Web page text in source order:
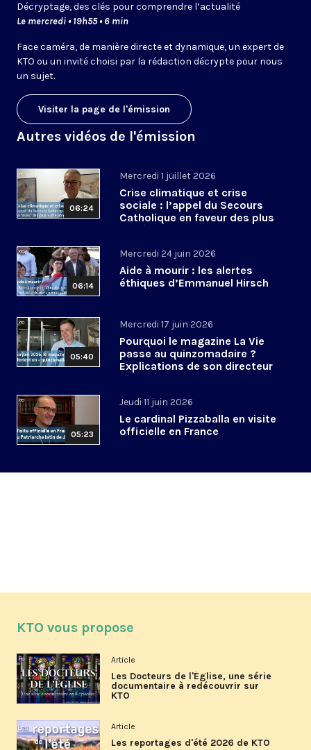
Décryptage, des clés pour comprendre l’actualité
Le mercredi • 19h55 • 6 min
Face caméra, de manière directe et dynamique, un expert de
KTO ou un invité choisi par la rédaction décrypte pour nous
un sujet.
Visiter la page de l'émission
Autres vidéos de l'émission
06:24
Mercredi 1 juillet 2026
Crise climatique et crise
sociale : l’appel du Secours
Catholique en faveur des plus
vulnérables
06:14
Mercredi 24 juin 2026
Aide à mourir : les alertes
éthiques d’Emmanuel Hirsch
05:40
Mercredi 17 juin 2026
Pourquoi le magazine La Vie
passe au quinzomadaire ?
Explications de son directeur
de la rédaction
05:23
Jeudi 11 juin 2026
Le cardinal Pizzaballa en visite
officielle en France
KTO vous propose
Article
Les Docteurs de l'Église, une série
documentaire à redécouvrir sur
KTO
Article
Les reportages d'été 2026 de KTO